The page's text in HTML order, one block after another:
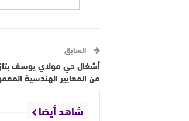
السابق
أشغال حي مولاي يوسف
من المعايير الهندسية
شاهد أيضا